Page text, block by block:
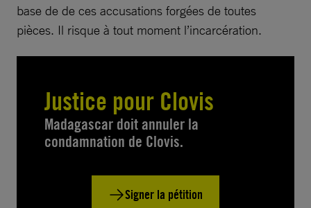
base de de ces accusations forgées de toutes
pièces. Il risque à tout moment l’incarcération.
Justice pour Clovis
Madagascar doit annuler la
condamnation de Clovis.
Signer la pétition